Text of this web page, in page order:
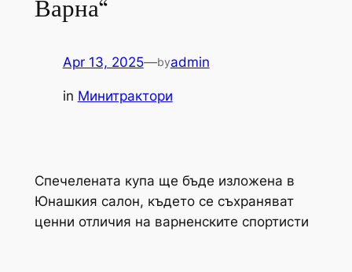
Варна“
Apr 13, 2025—byadmin
in Минитрактори
Спечелената купа ще бъде изложена в
Юнашкия салон, където се съхраняват
ценни отличия на варненските спортисти